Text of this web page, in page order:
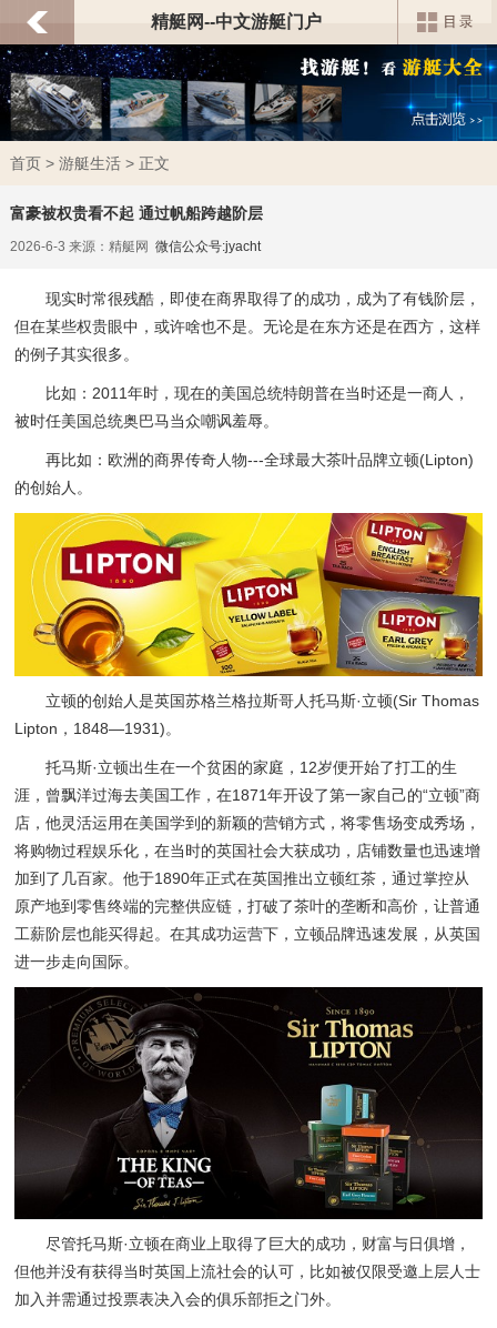
精艇网--中文游艇门户
首页> 游艇生活> 正文
富豪被权贵看不起 通过帆船跨越阶层
2026-6-3 来源：精艇网 微信公众号:jyacht
现实时常很残酷，即使在商界取得了的成功，成为了有钱阶层，
但在某些权贵眼中，或许啥也不是。无论是在东方还是在西方，这样
的例子其实很多。
比如：2011年时，现在的美国总统特朗普在当时还是一商人，
被时任美国总统奥巴马当众嘲讽羞辱。
再比如：欧洲的商界传奇人物---全球最大茶叶品牌立顿(Lipton)
的创始人。
立顿的创始人是英国苏格兰格拉斯哥人托马斯·立顿(Sir Thomas
Lipton，1848—1931)。
托马斯·立顿出生在一个贫困的家庭，12岁便开始了打工的生
涯，曾飘洋过海去美国工作，在1871年开设了第一家自己的“立顿”商
店，他灵活运用在美国学到的新颖的营销方式，将零售场变成秀场，
将购物过程娱乐化，在当时的英国社会大获成功，店铺数量也迅速增
加到了几百家。他于1890年正式在英国推出立顿红茶，通过掌控从
原产地到零售终端的完整供应链，打破了茶叶的垄断和高价，让普通
工薪阶层也能买得起。在其成功运营下，立顿品牌迅速发展，从英国
进一步走向国际。
尽管托马斯·立顿在商业上取得了巨大的成功，财富与日俱增，
但他并没有获得当时英国上流社会的认可，比如被仅限受邀上层人士
加入并需通过投票表决入会的俱乐部拒之门外。